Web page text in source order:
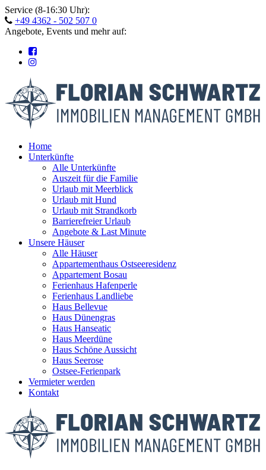
Skip
to
content
Service (8-16:30 Uhr):
+49 4362 - 502 507 0
Angebote, Events und mehr auf:
Home
Unterkünfte
Alle Unterkünfte
Auszeit für die Familie
Urlaub mit Meerblick
Urlaub mit Hund
Urlaub mit Strandkorb
Barrierefreier Urlaub
Angebote & Last Minute
Unsere Häuser
Alle Häuser
Appartementhaus Ostseeresidenz
Appartement Bosau
Ferienhaus Hafenperle
Ferienhaus Landliebe
Haus Bellevue
Haus Dünengras
Haus Hanseatic
Haus Meerdüne
Haus Schöne Aussicht
Haus Seerose
Ostsee-Ferienpark
Vermieter werden
Kontakt